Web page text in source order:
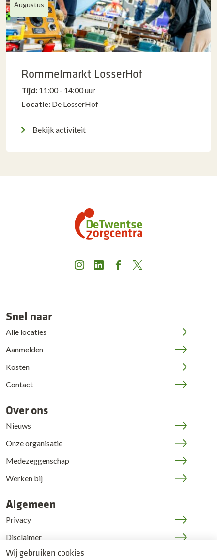
Augustus
Rommelmarkt LosserHof
Tijd: 11:00 - 14:00 uur
Locatie: De LosserHof
Bekijk activiteit
InstagramLinkedInFacebook
X
Snel naar
Alle locaties
Aanmelden
Kosten
Contact
Over ons
Nieuws
Onze organisatie
Medezeggenschap
Werken bij
Algemeen
Privacy
Disclaimer
Cookies
Wij gebruiken cookies